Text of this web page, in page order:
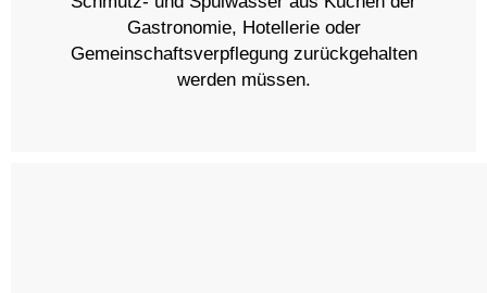
Gastronomie, Hotellerie oder
Gemeinschaftsverpflegung zurückgehalten
werden müssen.